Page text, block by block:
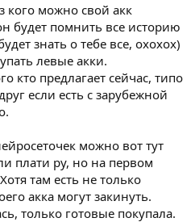
кого можно свой акк
будет помнить все историю
знать о тебе все, охохох)
левые акки.
кто предлагает сейчас, типо
если есть с зарубежной
можно вот тут
плати ру, но на первом
там есть не только
акка могут закинуть.
только готовые покупала.